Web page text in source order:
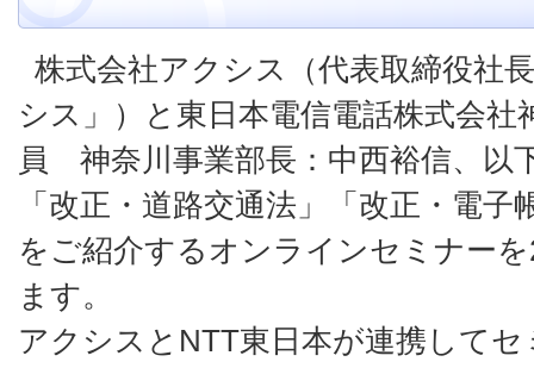
株式会社アクシス（代表取締役社
シス」）と東日本電信電話株式会社
員 神奈川事業部長：中西裕信、以
「改正・道路交通法」「改正・電
をご紹介するオンラインセミナー
ます。
アクシスとNTT東日本が連携して